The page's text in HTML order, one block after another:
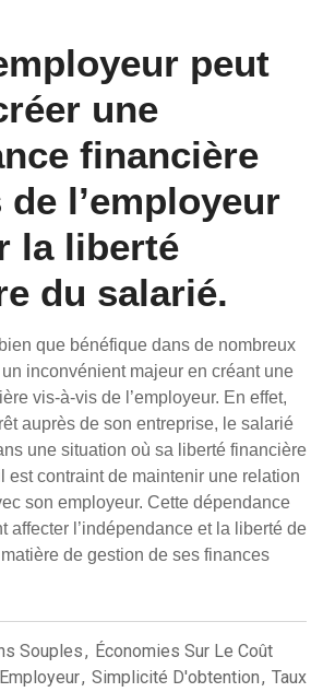
peut
une
financière
l’employeur
la liberté
du salarié.
que bénéfique dans de nombreux
inconvénient majeur en créant une
vis-à-vis de l’employeur. En effet,
auprès de son entreprise, le salarié
une situation où sa liberté financière
est contraint de maintenir une relation
son employeur. Cette dépendance
affecter l’indépendance et la liberté de
de gestion de ses finances
Souples, Économies Sur Le Coût
, Simplicité D'obtention, Taux